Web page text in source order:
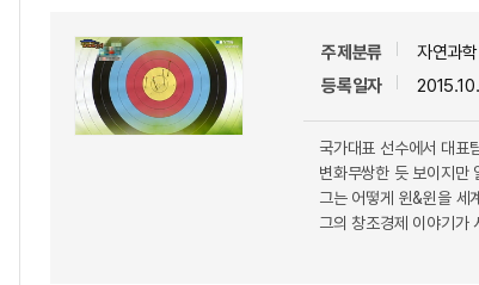
주제분류
자연과
등록일자
국가대표 선수에서 대표
변화무쌍한 듯 보이지만
그는 어떻게 윈&윈을 세
그의 창조경제 이야기가